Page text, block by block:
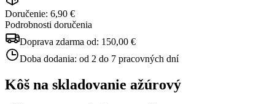
Doručenie: 6,90 €
Podrobnosti doručenia
Doprava zdarma od: 150,00 €
Doba dodania: od 2 do 7 pracovných dní
Kôš na skladovanie ažúrový